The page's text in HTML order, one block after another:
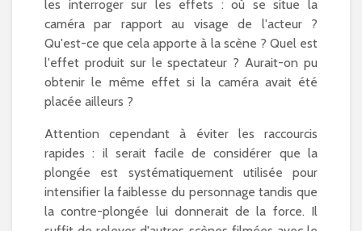
les interroger sur les effets : où se situe la
caméra par rapport au visage de l'acteur ?
Qu'est-ce que cela apporte à la scène ? Quel est
l'effet produit sur le spectateur ? Aurait-on pu
obtenir le même effet si la caméra avait été
placée ailleurs ?
Attention cependant à éviter les raccourcis
rapides : il serait facile de considérer que la
plongée est systématiquement utilisée pour
intensifier la faiblesse du personnage tandis que
la contre-plongée lui donnerait de la force. Il